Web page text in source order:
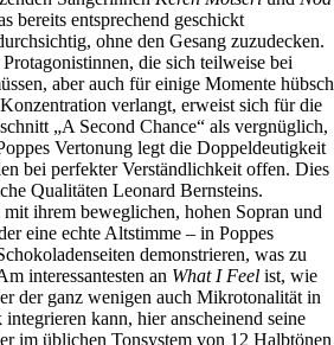
bereits entsprechend geschickt
ohne den Gesang zuzudecken.
die sich teilweise bei
aber auch für einige Momente hübsch
verlangt, erweist sich für die
„A Second Chance“ als vergnüglich,
Vertonung legt die Doppeldeutigkeit
bei perfekter Verständlichkeit offen. Dies
Qualitäten Leonard Bernsteins.
ihrem beweglichen, hohen Sopran und
eine echte Altstimme ‒ in Poppes
demonstrieren, was zu
interessantesten an What I Feel ist, wie
der ganz wenigen auch Mikrotonalität in
kann, hier anscheinend seine
im üblichen Tonsystem von 12 Halbtönen